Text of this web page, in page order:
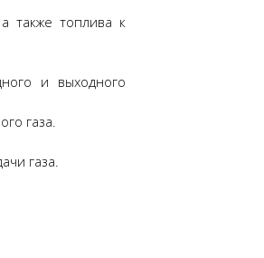
также топлива к
и выходного
газа.
газа.